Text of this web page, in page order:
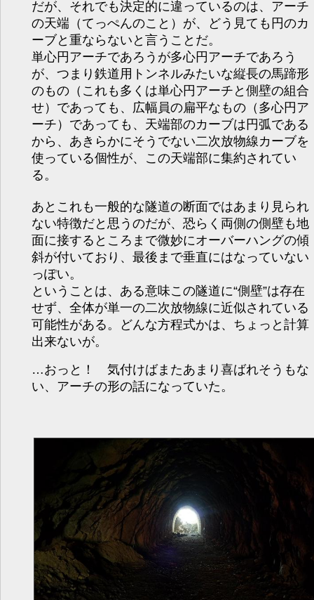
だが、それでも決定的に違っているのは、アーチ
の天端（てっぺんのこと）が、どう見ても円のカ
ーブと重ならないと言うことだ。
単心円アーチであろうが多心円アーチであろう
が、つまり鉄道用トンネルみたいな縦長の馬蹄形
のもの（これも多くは単心円アーチと側壁の組合
せ）であっても、広幅員の扁平なもの（多心円ア
ーチ）であっても、天端部のカーブは円弧である
から、あきらかにそうでない二次放物線カーブを
使っている個性が、この天端部に集約されてい
る。
あとこれも一般的な隧道の断面ではあまり見られ
ない特徴だと思うのだが、恐らく両側の側壁も地
面に接するところまで微妙にオーバーハングの傾
斜が付いており、最後まで垂直にはなっていない
っぽい。
ということは、ある意味この隧道に“側壁”は存在
せず、全体が単一の二次放物線に近似されている
可能性がある。どんな方程式かは、ちょっと計算
出来ないが。
…おっと！ 気付けばまたあまり喜ばれそうもな
い、アーチの形の話になっていた。